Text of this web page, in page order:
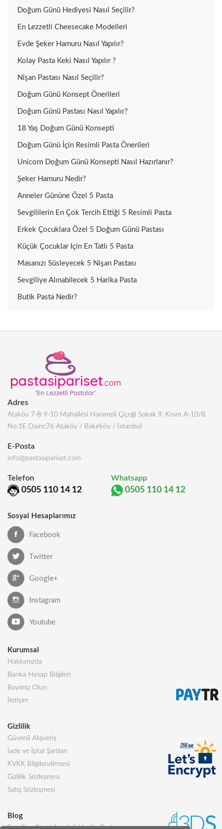
Doğum Günü Hediyesi Nasıl Seçilir?
En Lezzetli Cheesecake Modelleri
Evde Şeker Hamuru Nasıl Yapılır?
Kolay Pasta Keki Nasıl Yapılır ?
Nişan Pastası Nasıl Seçilir?
Doğum Günü Konsept Önerileri
Doğum Günü Pastası Nasıl Yapılır?
18 Yaş Doğum Günü Konsepti
Doğum Günü İçin Resimli Pasta Önerileri
Unicorn Doğum Günü Konsepti Nasıl Hazırlanır?
Şeker Hamuru Nedir?
Anneler Gününe Özel 5 Pasta
Sevgililerin En Çok Tercih Ettiği 5 Resimli Pasta
Erkek Çocuklara Özel 5 Doğum Günü Pastası
Küçük Çocuklar Için En Tatlı 5 Pasta
Masanızı Süsleyecek 5 Nişan Pastası
Sevgiliye Alınabilecek 5 Harika Pasta
Butik Pasta Nedir?
Adres
Ataköy 7-8-9-10 Mahallesi Hanımeli Çiçeği Sokak 9. Kısım A-10/B
No:1E Daire:76 Ataköy / Bakırköy / İstanbul
E-Posta
info@pastasipariset.com
Telefon
0505 110 14 12
Whatsapp
0505 110 14 12
Sosyal Hesaplarımız
Facebook
Twitter
Google+
Instagram
Youtube
Kurumsal
Hakkımızda
Banka Hesap Bilgileri
Bayimiz Olun
İletişim
Gizlilik
Güvenli Alışveriş
İade ve İptal Şartları
KVKK Bilgilendirmesi
Gizlilik Sözleşmesi
Satış Sözleşmesi
Blog
Sevgiliye Alınabilecek 5 Harika Pasta